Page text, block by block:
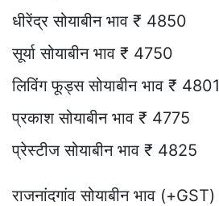
धीरेंद्र सोयाबीन भाव ₹ 4850
सूर्या सोयाबीन भाव ₹ 4750
लिविंग फूड्स सोयाबीन भाव ₹ 4801
प्रकाश सोयाबीन भाव ₹ 4775
प्रेस्टीज सोयाबीन भाव ₹ 4825
राजनांदगांव सोयाबीन भाव (+GST)